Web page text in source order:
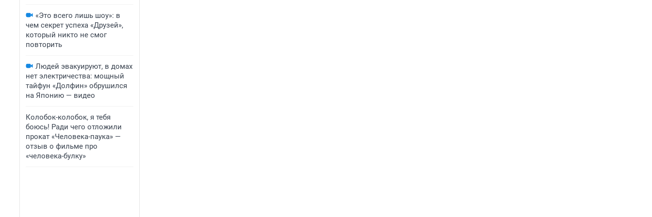
«Это всего лишь шоу»: в
чем секрет успеха «Друзей»,
который никто не смог
повторить
Людей эвакуируют, в домах
нет электричества: мощный
тайфун «Долфин» обрушился
на Японию — видео
Колобок-колобок, я тебя
боюсь! Ради чего отложили
прокат «Человека-паука» —
отзыв о фильме про
«человека-булку»